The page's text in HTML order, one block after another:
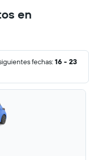
en
fechas: 16 - 23